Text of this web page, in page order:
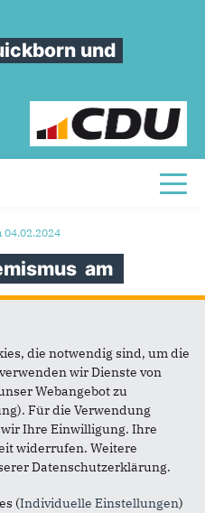
und
04.02.2024
am
sich 600 - 800
Auf Initiative der CDU
Organisationen sich am
waren vertreten und
die notwendig sind, um die
wir Dienste von
Webangebot zu
Für die Verwendung
Ihre Einwilligung. Ihre
widerrufen. Weitere
Datenschutzerklärung.
(Individuelle Einstellungen)